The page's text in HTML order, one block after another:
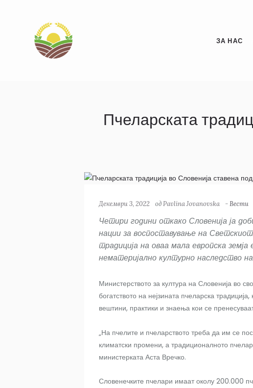
ЗА НАС
Пчеларската
Декември 3, 2022 одPavlina Jovanovska -Вести
Четири години откако Словенија ја
нации за воспоставување на
традиција на оваа мала европска
нематеријално културно наследство
Министерството за култура на Словенија во
богатството на нејзината пчеларска
вештини, практики и знаења кои се
„На пчелите и пчеларството треба да им се
климатски промени, а традиционалното
министерката Аста Вречко.
Словенечките пчелари имаат околу 200.000